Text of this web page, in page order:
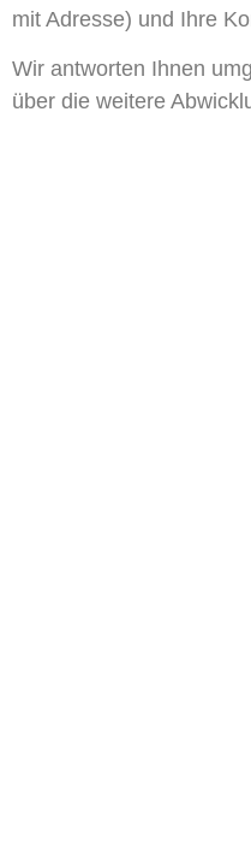
mit Adresse) und Ihre
Wir antworten Ihnen
über die weitere